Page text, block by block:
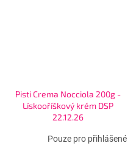
Pisti Crema Nocciola 200g -
Lískooříškový krém DSP
22.12.26
Pouze pro přihlášené